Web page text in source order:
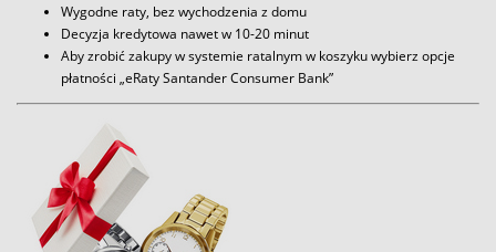
Wygodne raty, bez wychodzenia z domu
Decyzja kredytowa nawet w 10-20 minut
Aby zrobić zakupy w systemie ratalnym w koszyku wybierz opcje
płatności „eRaty Santander Consumer Bank”